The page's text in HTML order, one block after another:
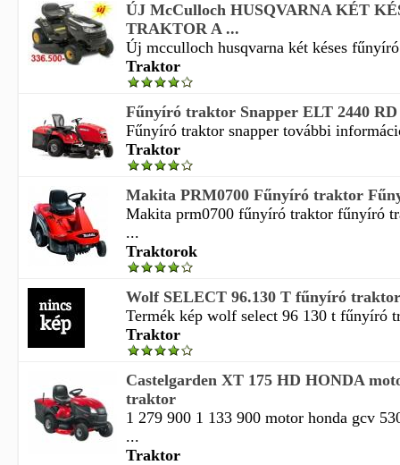
ÚJ McCulloch HUSQVARNA KÉT
TRAKTOR A ...
Új mcculloch husqvarna két késes
Traktor
Fűnyíró traktor Snapper ELT 2440 RD
Fűnyíró traktor snapper további
Traktor
Makita PRM0700 Fűnyíró traktor
Makita prm0700 fűnyíró traktor fűnyíró
...
Traktorok
Wolf SELECT 96.130 T fűnyíró traktor
Termék kép wolf select 96 130 t fűnyíró
Traktor
Castelgarden XT 175 HD HONDA
traktor
1 279 900 1 133 900 motor honda gcv
...
Traktor